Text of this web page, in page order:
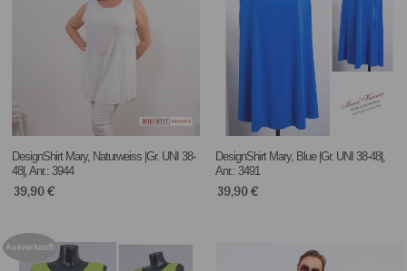
DesignShirt Mary, Naturweiss |Gr. UNI 38-
48|, Anr.: 3944
39,90€
DesignShirt Mary, Blue |Gr. UNI 38-48|,
Anr.: 3491
39,90€
Ausverkauft